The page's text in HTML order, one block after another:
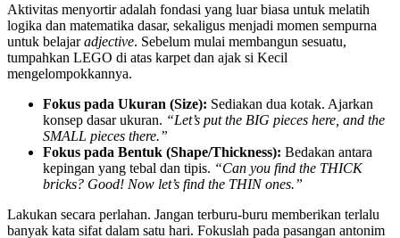
Aktivitas menyortir adalah fondasi yang luar biasa untuk melatih
logika dan matematika dasar, sekaligus menjadi momen sempurna
untuk belajaradjective. Sebelum mulai membangun sesuatu,
tumpahkan LEGO di atas karpet dan ajak si Kecil
mengelompokkannya.
Fokus pada Ukuran (Size): Sediakan dua kotak. Ajarkan
konsep dasar ukuran. “Let’s put the BIG pieces here, and the
SMALL pieces there.”
Fokus pada Bentuk (Shape/Thickness): Bedakan antara
kepingan yang tebal dan tipis. “Can you find the THICK
bricks? Good! Now let’s find the THIN ones.”
Lakukan secara perlahan. Jangan terburu-buru memberikan terlalu
banyak kata sifat dalam satu hari. Fokuslah pada pasangan antonim